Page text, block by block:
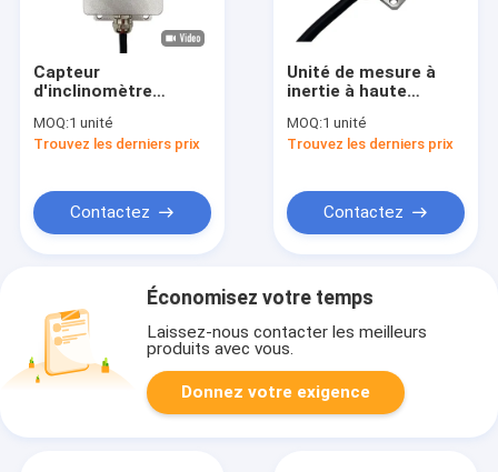
Capteur
d'inclinomètre
précision
MOQ:1 unité
Trouvez les derniers prix
Contactez
Unité de mesure à
inertie à haute
marchée d'IMU50
MEMS IMU
MOQ:1 unité
Trouvez les derniers prix
Contactez
Économisez votre temps
Laissez-nous contacter les meilleurs
produits avec vous.
Donnez votre exigence